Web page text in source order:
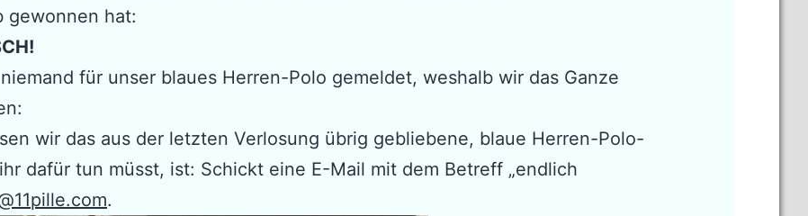
gewonnen hat:
für unser blaues Herren-Polo gemeldet, weshalb wir das Ganze
wir das aus der letzten Verlosung übrig gebliebene, blaue Herren-Polo-
dafür tun müsst, ist: Schickt eine E-Mail mit dem Betreff „endlich
.